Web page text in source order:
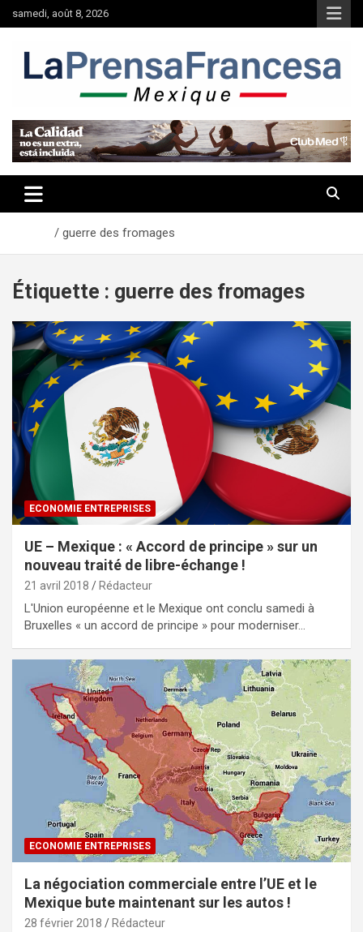
au
samedi, août 8, 2026
guerre des fromages
Étiquette : guerre des fromages
ECONOMIE ENTREPRISES
UE – Mexique : « Accord de principe » sur un
nouveau traité de libre-échange !
21 avril 2018 Rédacteur
L'Union européenne et le Mexique ont conclu samedi à
Bruxelles « un accord de principe » pour moderniser…
ECONOMIE ENTREPRISES
La négociation commerciale entre l’UE et le
Mexique bute maintenant sur les autos !
28 février 2018 Rédacteur